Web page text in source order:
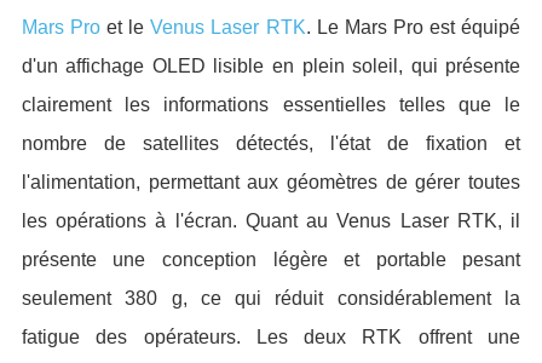
Mars Pro et leVenus Laser RTK. Le Mars Pro est équipé
d'un affichage OLED lisible en plein soleil, qui présente
clairement les informations essentielles telles que le
nombre de satellites détectés, l'état de fixation et
l'alimentation, permettant aux géomètres de gérer toutes
les opérations à l'écran. Quant au Venus Laser RTK, il
présente une conception légère et portable pesant
seulement 380 g, ce qui réduit considérablement la
fatigue des opérateurs. Les deux RTK offrent une